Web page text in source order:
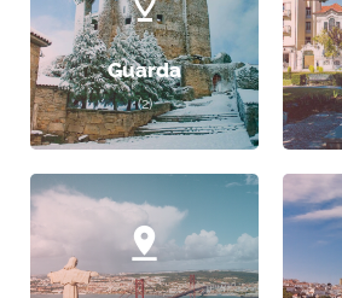
Guarda
(2)